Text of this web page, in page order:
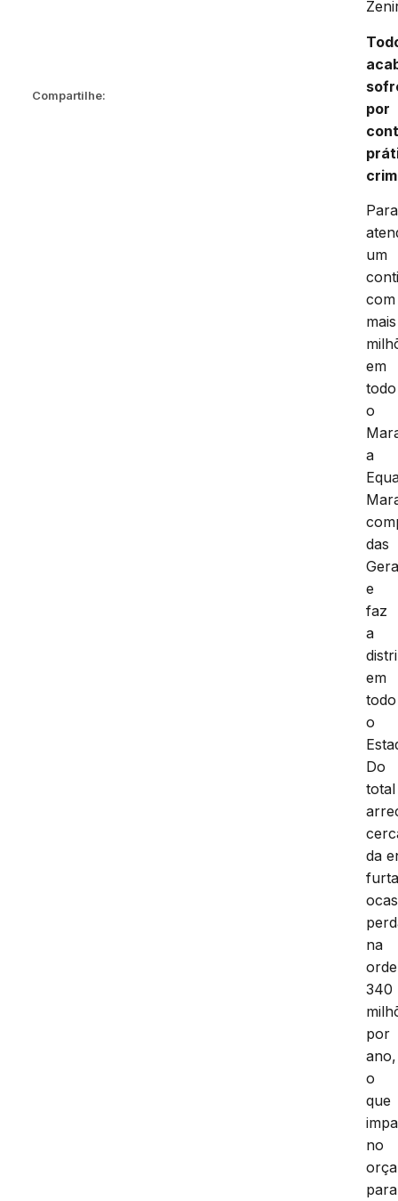
Compartilhe:
por
Para
um
com
em
todo
o
a
das
e
faz
a
em
todo
o
Do
total
da
na
340
por
ano,
o
que
no
para